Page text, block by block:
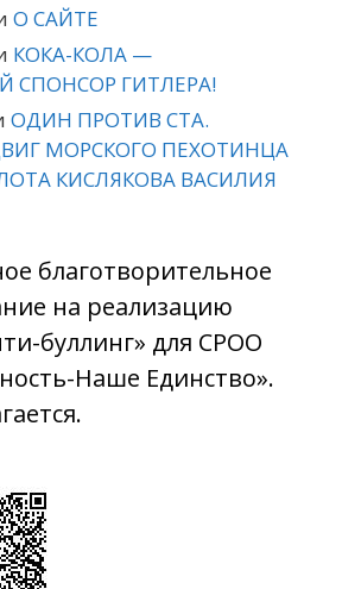
О САЙТЕ
КОКА-КОЛА —
ГИТЛЕРА!
ОДИН ПРОТИВ СТА.
МОРСКОГО ПЕХОТИНЦА
КИСЛЯКОВА ВАСИЛИЯ
благотворительное
на реализацию
буллинг» для СРОО
Наше Единство».